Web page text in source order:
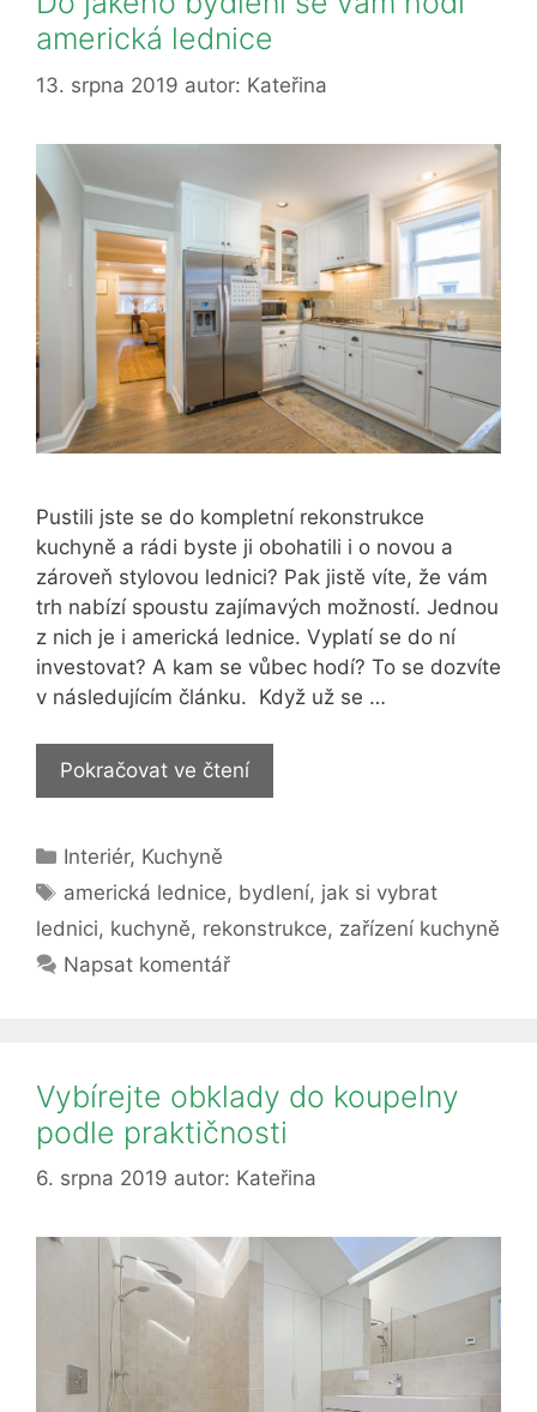
americká lednice
13. srpna 2019 autor: Kateřina
Pustili jste se do kompletní rekonstrukce
kuchyně a rádi byste ji obohatili i o novou a
zároveň stylovou lednici? Pak jistě víte, že vám
trh nabízí spoustu zajímavých možností. Jednou
z nich je i americká lednice. Vyplatí se do ní
investovat? A kam se vůbec hodí? To se dozvíte
v následujícím článku. Když už se …
Pokračovat ve čteníDo
jakého
vám
hodí
Rubriky
Interiér, Kuchyně
Štítky
americká lednice, bydlení, jak si vybrat
lednici, kuchyně, rekonstrukce, zařízení kuchyně
Napsat komentář
Vybírejte obklady do koupelny
podle praktičnosti
6. srpna 2019 autor: Kateřina